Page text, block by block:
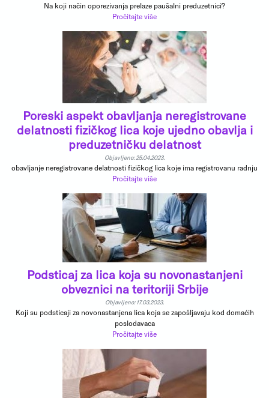
Na koji način oporezivanja prelaze paušalni preduzetnici?
Pročitajte više
Poreski aspekt obavljanja neregistrovane
delatnosti fizičkog lica koje ujedno obavlja i
preduzetničku delatnost
Objavljeno: 25.04.2023.
obavljanje neregistrovane delatnosti fizičkog lica koje ima registrovanu radnju
Pročitajte više
Podsticaj za lica koja su novonastanjeni
obveznici na teritoriji Srbije
Objavljeno: 17.03.2023.
Koji su podsticaji za novonastanjena lica koja se zapošljavaju kod domaćih
poslodavaca
Pročitajte više